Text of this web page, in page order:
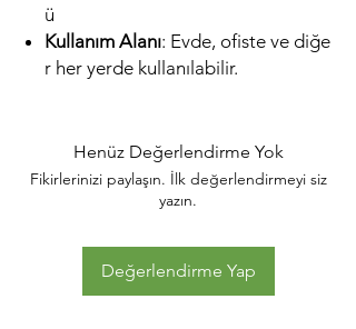
ü
Kullanım Alanı: Evde, ofiste ve diğe
r her yerde kullanılabilir.
Henüz Değerlendirme Yok
Fikirlerinizi paylaşın. İlk değerlendirmeyi siz
yazın.
Değerlendirme Yap